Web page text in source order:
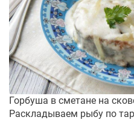
Горбуша в сметане на
Раскладываем рыбу по